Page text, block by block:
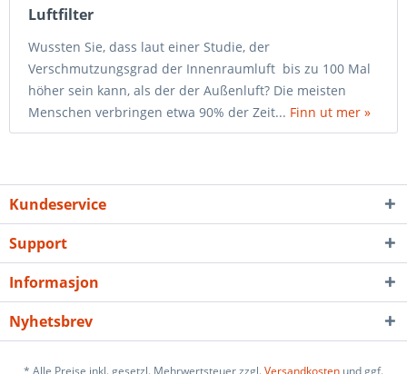
Luftfilter
Wussten Sie, dass laut einer Studie, der
Verschmutzungsgrad der Innenraumluft bis zu 100 Mal
höher sein kann, als der der Außenluft? Die meisten
Menschen verbringen etwa 90% der Zeit... Finn ut mer »
Kundeservice
Support
Informasjon
Nyhetsbrev
* Alle Preise inkl. gesetzl. Mehrwertsteuer zzgl. Versandkosten und ggf.